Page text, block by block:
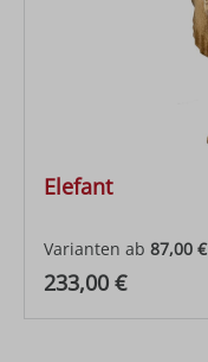
Elefant
Varianten ab 87,00 €
Regulärer Preis:
233,00 €